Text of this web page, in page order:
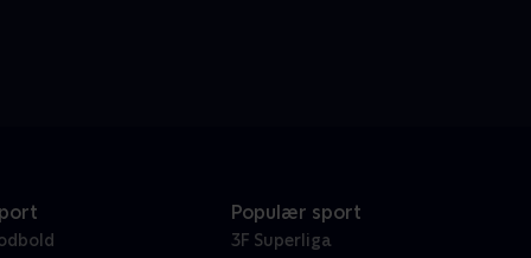
Populær sport
3F Superliga